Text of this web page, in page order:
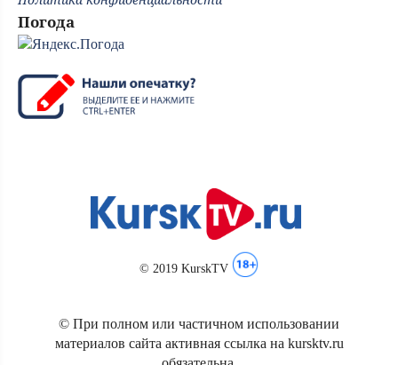
Погода
© 2019 KurskTV
© При полном или частичном использовании
материалов сайта активная ссылка на kursktv.ru